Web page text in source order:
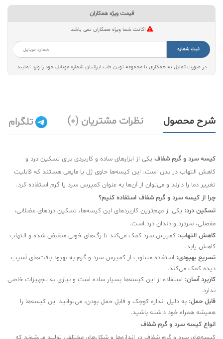
قیمت ویژه همکاران
اکانت شما ویژه همکاران نمی باشد
ثبت شماره
در صورت تمایل به همکاری با مجموعه نوین طب ایرانیان شماره موبایل خود را وارد نمایید
شرح محصول نظرات مشتریان (0) تلگرام
کیسه سرد و گرم شفاف یکی از ابزارهای ساده و کاربردی برای تسکین درد و
کاهش التهاب در بدن است. این کیسه‌ها حاوی ژل یا مایعی هستند که قابلیت
تغییر دما را دارند و می‌توان از آن‌ها به عنوان کمپرس سرد یا گرم استفاده کرد.
چرا از کیسه سرد و گرم شفاف استفاده کنیم؟
تسکین درد: یکی از مهم‌ترین کاربردهای این کیسه‌ها، تسکین دردهای عضلانی،
مفصلی، سردرد و دندان درد است.
کاهش التهاب: کمپرس سرد کمک می‌کند تا رگ‌های خونی منقبض شده و التهاب
کاهش یابد.
تسریع بهبودی: استفاده متناوب از کمپرس سرد و گرم به بهبود بافت‌های آسیب
دیده کمک می‌کند.
کاربرد آسان: استفاده از این کیسه‌ها بسیار ساده است و نیازی به تجهیزات خاصی
ندارد.
قابل حمل: به دلیل اندازه کوچک و قابل حمل بودن، می‌توانید این کیسه‌ها را
همیشه همراه خود داشته باشید.
انواع کیسه سرد و گرم شفاف